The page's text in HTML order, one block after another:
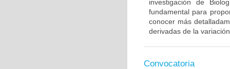
investigación de
fundamental para
conocer más
derivadas de la
Convocatoria